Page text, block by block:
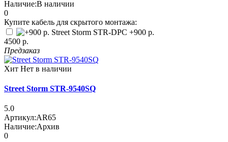
Наличие:В наличии
0
Купите кабель для скрытого монтажа:
Street Storm STR-DPC +900 р.
4500 р.
Предзаказ
Хит Нет в наличии
Street Storm STR-9540SQ
5.0
Артикул:AR65
Наличие:Архив
0